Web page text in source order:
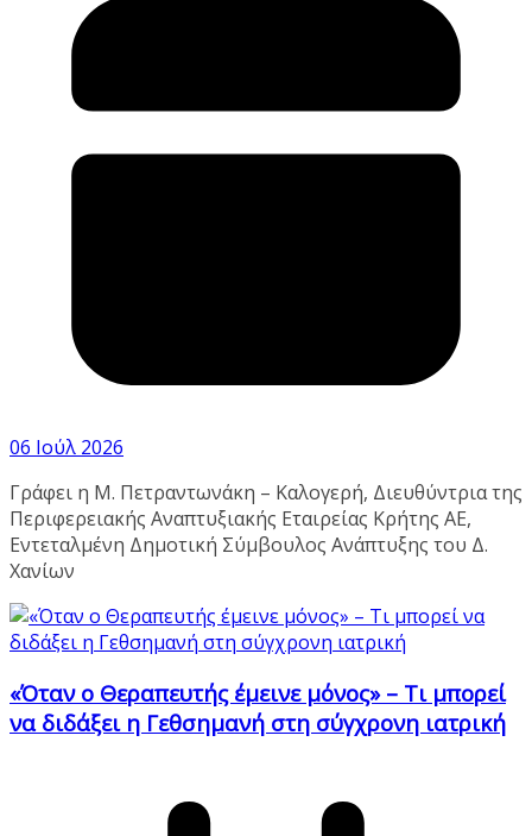
06 Ιούλ 2026
Γράφει η Μ. Πετραντωνάκη – Καλογερή, Διευθύντρια της
Περιφερειακής Αναπτυξιακής Εταιρείας Κρήτης ΑΕ,
Εντεταλμένη Δημοτική Σύμβουλος Ανάπτυξης του Δ.
Χανίων
«Όταν ο Θεραπευτής έμεινε μόνος» – Τι μπορεί
να διδάξει η Γεθσημανή στη σύγχρονη ιατρική